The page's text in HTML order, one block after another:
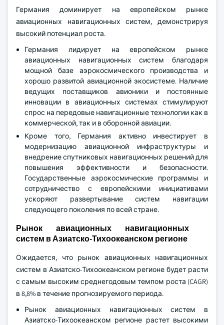
Германия доминирует на европейском рынке
авиационных навигационных систем, демонстрируя
высокий потенциал роста.
Германия лидирует на европейском рынке
авиационных навигационных систем благодаря
мощной базе аэрокосмического производства и
хорошо развитой авиационной экосистеме. Наличие
ведущих поставщиков авионики и постоянные
инновации в авиационных системах стимулируют
спрос на передовые навигационные технологии как в
коммерческой, так и в оборонной авиации.
Кроме того, Германия активно инвестирует в
модернизацию авиационной инфраструктуры и
внедрение спутниковых навигационных решений для
повышения эффективности и безопасности.
Государственные аэрокосмические программы и
сотрудничество с европейскими инициативами
ускоряют развертывание систем навигации
следующего поколения по всей стране.
Рынок авиационных навигационных
систем в Азиатско-Тихоокеанском регионе
Ожидается, что рынок авиационных навигационных
систем в Азиатско-Тихоокеанском регионе будет расти
с самым высоким среднегодовым темпом роста (CAGR)
в 8,8% в течение прогнозируемого периода.
Рынок авиационных навигационных систем в
Азиатско-Тихоокеанском регионе растет высокими